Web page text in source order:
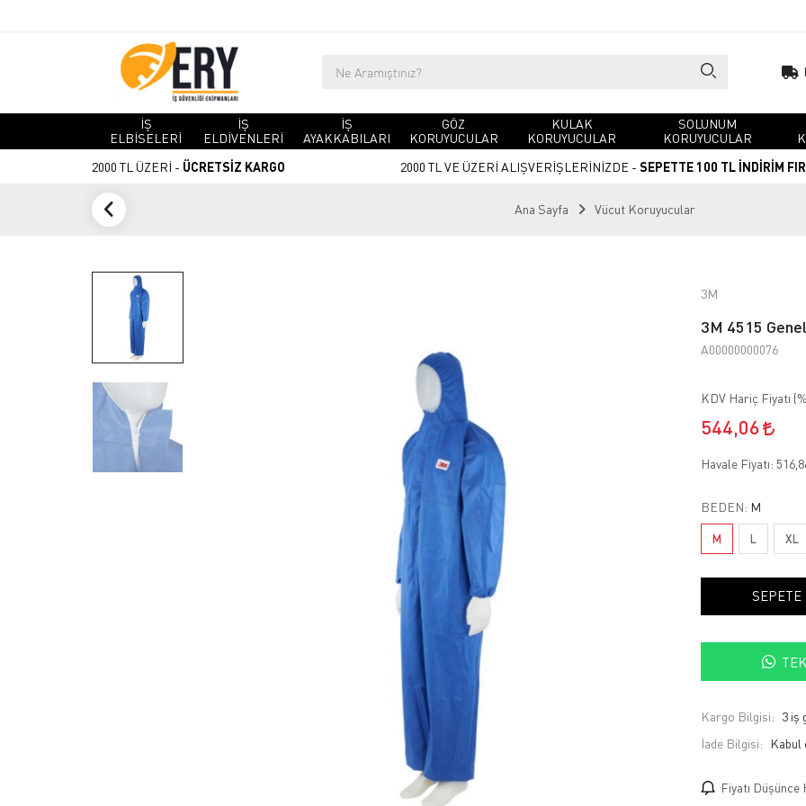
İŞ
ELBİSELERİ
İŞ
ELDİVENLERİ
İŞ
AYAKKABILARI
GÖZ
KORUYUCULAR
KULAK
KORUYUCULAR
SOLUNUM
KORUYUCULAR
2000 TL ÜZERİ - ÜCRETSİZ KARGO 2000 TL VE ÜZERİ ALIŞVERİŞLERİNİZDE - SEPETTE 100 TL İNDİRİM
Ana Sayfa Vücut Koruyucular
3M
3M 4515
A00000000076
KDV Hariç Fiyatı (
544,06
Havale Fiyatı:
BEDEN: M
M L XL
SEPETE
Kargo Bilgisi: 3 iş
İade Bilgisi:
Fiyatı Düşünce